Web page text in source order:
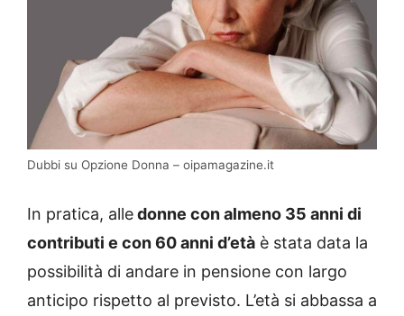
Dubbi su Opzione Donna – oipamagazine.it
In pratica, alledonne con almeno 35 anni di
contributi e con 60 anni d’età è stata data la
possibilità di andare in pensione con largo
anticipo rispetto al previsto. L’età si abbassa a